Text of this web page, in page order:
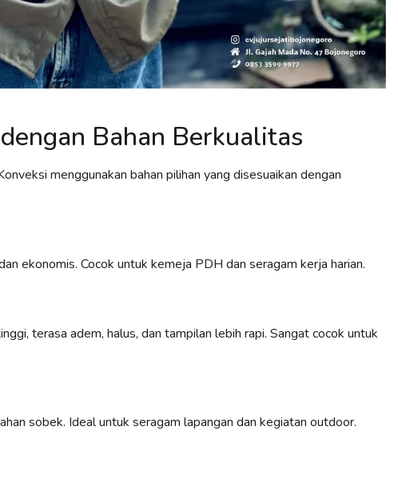
Bahan Berkualitas
menggunakan bahan pilihan yang disesuaikan dengan
ekonomis. Cocok untuk kemeja PDH dan seragam kerja harian.
terasa adem, halus, dan tampilan lebih rapi. Sangat cocok untuk
sobek. Ideal untuk seragam lapangan dan kegiatan outdoor.